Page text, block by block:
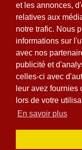
et les annonces,
relatives aux
notre trafic. Nous
informations sur
avec nos
publicité et
celles-ci avec
leur avez fournies
lors de votre
En savoir plus